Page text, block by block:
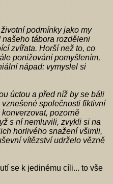
podmínky jako my
tábora rozděleni
zvířata. Horší než to, co
ponižování pomyšlením,
nápad: vymyslel si
úctou a před níž by se báli
společnosti fiktivní
pozorně
s ní nemluvili, zvykli si na
horlivého snažení všimli,
vítězství udrželo vězně
se k jedinému cíli... to vše